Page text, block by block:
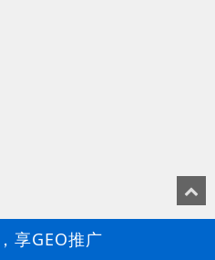
享GEO推广